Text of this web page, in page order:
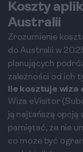
Koszty
Australii
Zrozumienie
do Australii w
planujących
zależności od ich
Ile kosztuje wiza
Wiza eVisitor
ją najtańszą
pamiętać, że nie
co może być